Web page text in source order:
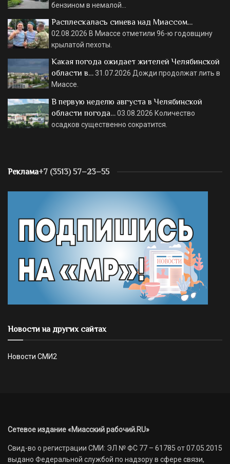
бензином в немалой…
Расплескалась синева над Миассом…
02.08.2026 В Миассе отметили 96-ю годовщину
крылатой пехоты.
Какая погода ожидает жителей Челябинской
области в…31.07.2026 Дожди продолжат лить в
Миассе.
В первую неделю августа в Челябинской
области погода…03.08.2026 Количество
осадков существенно сократится.
Реклама+7 (3513) 57–23–55
Новости на других сайтах
Новости СМИ2
Сетевое издание «Миасский рабочий.RU»
Свид-во о регистрации СМИ: ЭЛ № ФС 77 – 61785 от 07.05.2015
выдано Федеральной службой по надзору в сфере связи,